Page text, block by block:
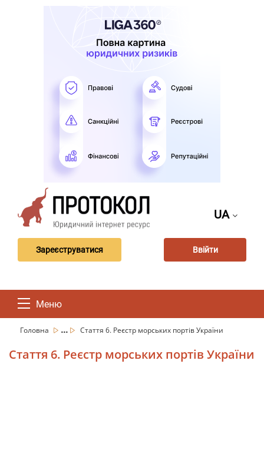
UA
Зареєструватися Ввійти
Меню
Головна ... Стаття 6. Реєстр морських портів України
Стаття 6. Реєстр морських портів України